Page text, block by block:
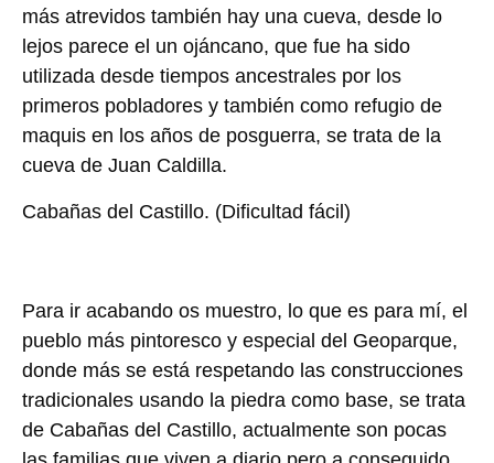
más atrevidos también hay una cueva, desde lo
lejos parece el un ojáncano, que fue ha sido
utilizada desde tiempos ancestrales por los
primeros pobladores y también como refugio de
maquis en los años de posguerra, se trata de la
cueva de Juan Caldilla.
Cabañas del Castillo. (Dificultad fácil)
Para ir acabando os muestro, lo que es para mí, el
pueblo más pintoresco y especial del Geoparque,
donde más se está respetando las construcciones
tradicionales usando la piedra como base, se trata
de Cabañas del Castillo, actualmente son pocas